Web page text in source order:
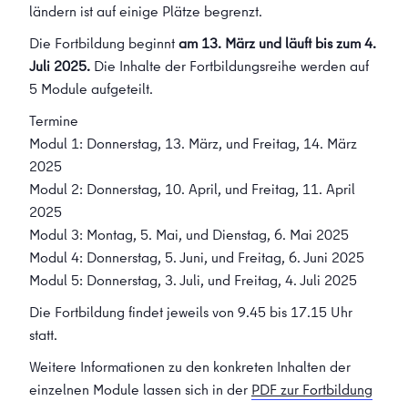
ländern ist auf einige Plätze begrenzt.
Die Fortbildung beginntam 13. März und läuft bis zum 4.
Juli 2025. Die Inhalte der Fortbildungsreihe werden auf
5 Module aufgeteilt.
Termine
Modul 1: Donnerstag, 13. März, und Freitag, 14. März
2025
Modul 2: Donnerstag, 10. April, und Freitag, 11. April
2025
Modul 3: Montag, 5. Mai, und Dienstag, 6. Mai 2025
Modul 4: Donnerstag, 5. Juni, und Freitag, 6. Juni 2025
Modul 5: Donnerstag, 3. Juli, und Freitag, 4. Juli 2025
Die Fortbildung findet jeweils von 9.45 bis 17.15 Uhr
statt.
Weitere Informationen zu den konkreten Inhalten der
einzelnen Module lassen sich in der PDF zur Fortbildung